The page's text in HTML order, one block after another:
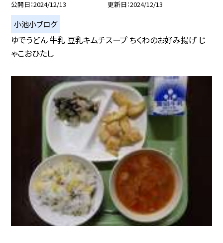
公開日 2024/12/13 更新日 2024/12/13
小池小ブログ
ゆでうどん 牛乳 豆乳キムチスープ ちくわのお好み揚げ じ
ゃこおひたし